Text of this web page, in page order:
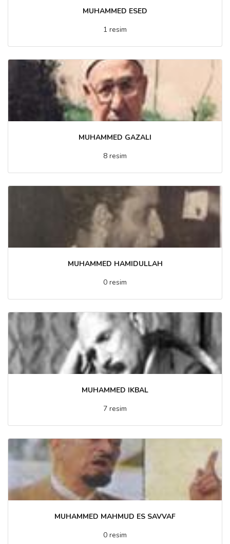
MUHAMMED ESED
1 resim
MUHAMMED GAZALI
8 resim
MUHAMMED HAMIDULLAH
0 resim
MUHAMMED IKBAL
7 resim
MUHAMMED MAHMUD ES SAVVAF
0 resim